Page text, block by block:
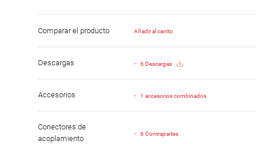
Comparar el producto Añadir al carrito
Descargas 6 Descargas
Accesorios 1 accesorios combinados
Conectores de
acoplamiento
6 Contrapartes